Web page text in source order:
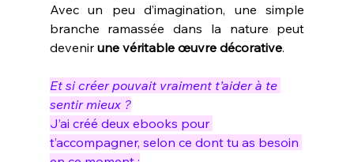
Avec un peu d’imagination, une simple
branche ramassée dans la nature peut
devenir une véritable œuvre décorative.
Et si créer pouvait vraiment t’aider à te
sentir mieux ?
J’ai créé deux ebooks pour
t’accompagner, selon ce dont tu as besoin